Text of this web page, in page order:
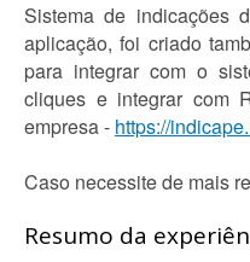
Sistema de indicações
aplicação, foi criado
para integrar com o
cliques e integrar com
empresa - https://
Caso necessite de mais
Resumo da